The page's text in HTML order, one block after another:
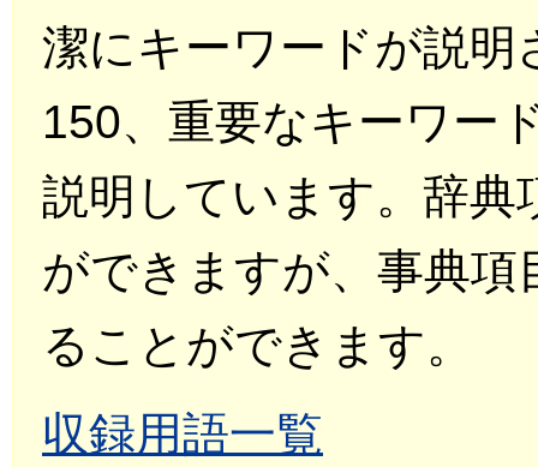
潔にキーワードが説明
150、重要なキーワー
説明しています。辞
ができますが、事典
ることができます。
収録用語一覧